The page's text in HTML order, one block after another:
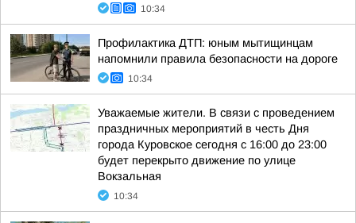
10:34
Профилактика ДТП: юным мытищинцам
напомнили правила безопасности на дороге
10:34
Уважаемые жители. В связи с проведением
праздничных мероприятий в честь Дня
города Куровское сегодня с 16:00 до 23:00
будет перекрыто движение по улице
Вокзальная
10:34